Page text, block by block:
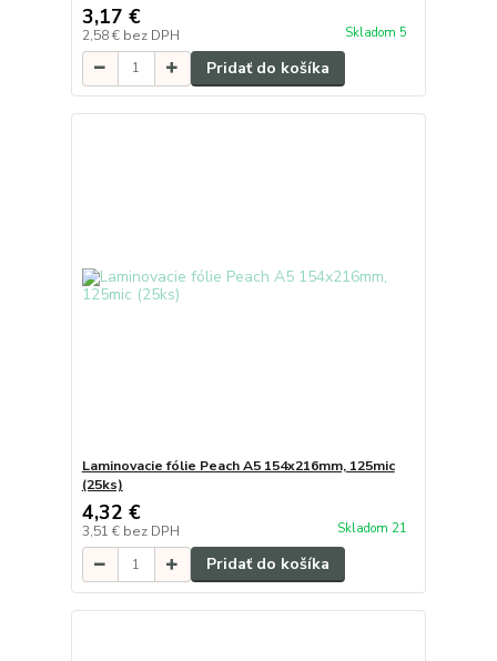
3,17 €
2,58 € bez DPH Skladom 5
Pridať do košíka
Laminovacie fólie Peach A5 154x216mm, 125mic
(25ks)
4,32 €
3,51 € bez DPH Skladom 21
Pridať do košíka